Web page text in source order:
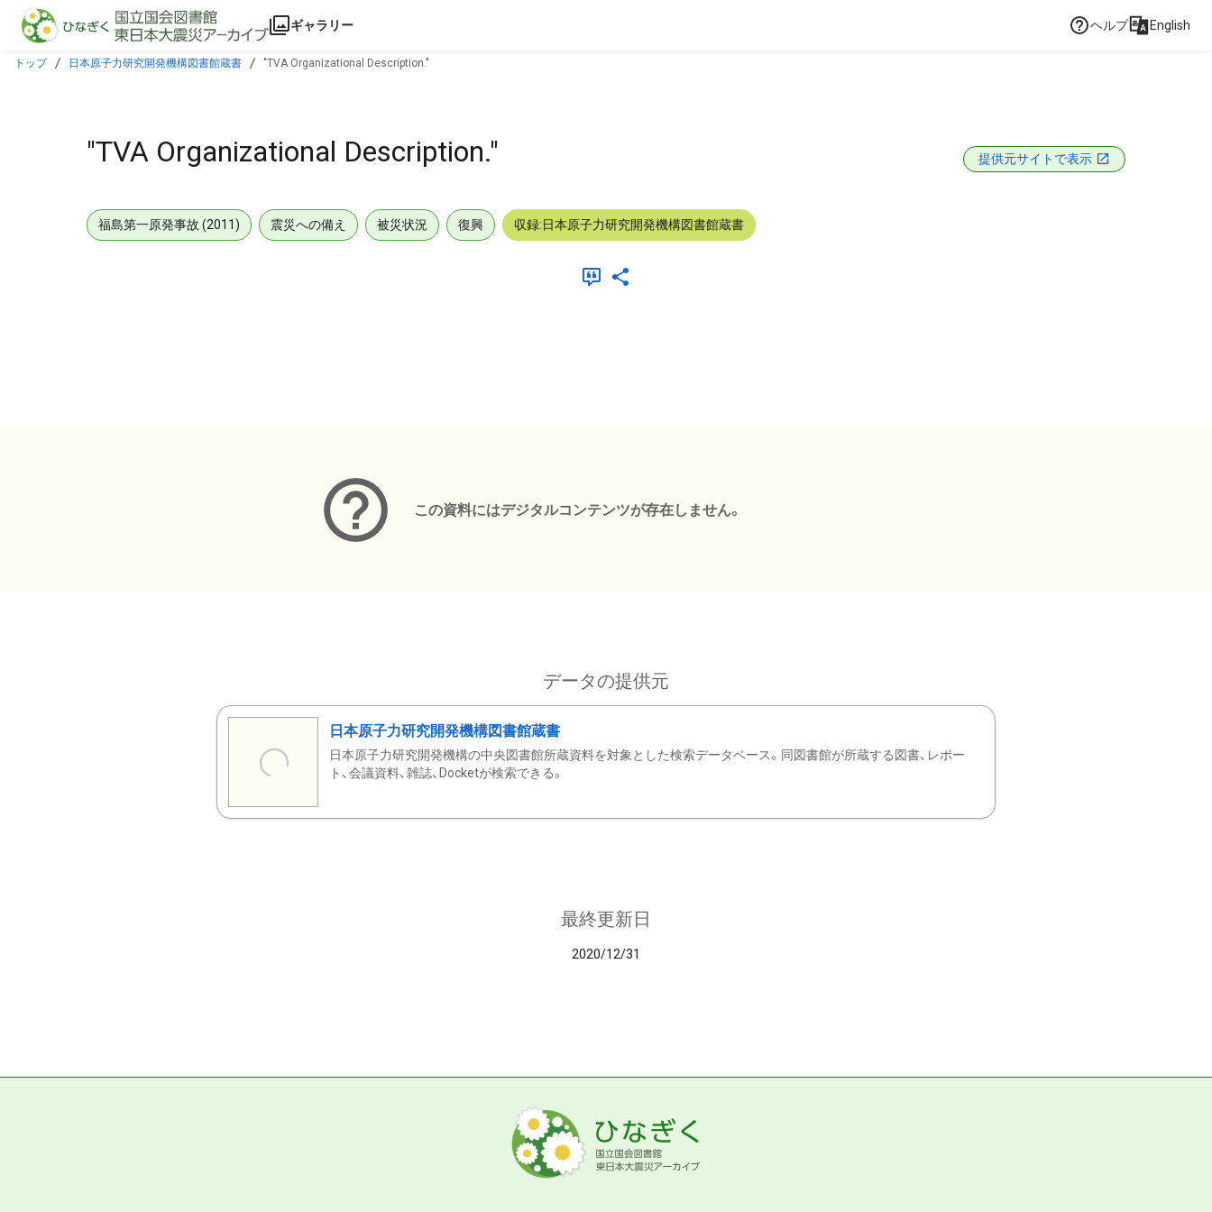
本文に飛ぶ
ギャラリー ヘルプ English
トップ 日本原子力研究開発機構図書館蔵書 "TVA Organizational Description."
"TVA Organizational Description." 提供元サイトで表示
福島第一原発事故 (2011) 震災への備え 被災状況 復興 収録:日本原子力研究開発機構図書館蔵書
この資料にはデジタルコンテンツが存在しません。
データの提供元
日本原子力研究開発機構図書館蔵書
日本原子力研究開発機構の中央図書館所蔵資料を対象とした検索データベース。同図書館が所蔵する図書、レポー
ト、会議資料、雑誌、Docketが検索できる。
最終更新日
2020/12/31